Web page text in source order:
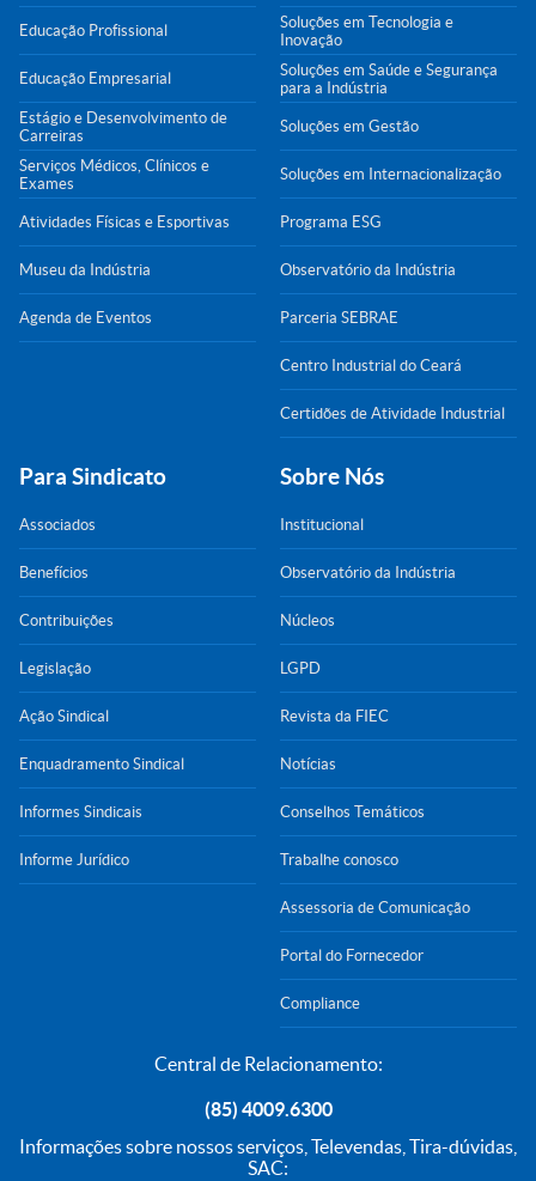
Educação Profissional
Educação Empresarial
Estágio e Desenvolvimento de
Carreiras
Serviços Médicos, Clínicos e
Exames
Atividades Físicas e Esportivas
Museu da Indústria
Agenda de Eventos
Soluções em Tecnologia e
Inovação
Soluções em Saúde e Segurança
para a Indústria
Soluções em Gestão
Soluções em Internacionalização
Programa ESG
Observatório da Indústria
Parceria SEBRAE
Centro Industrial do Ceará
Certidões de Atividade Industrial
Para Sindicato
Associados
Benefícios
Contribuições
Legislação
Ação Sindical
Enquadramento Sindical
Informes Sindicais
Informe Jurídico
Sobre Nós
Institucional
Observatório da Indústria
Núcleos
LGPD
Revista da FIEC
Notícias
Conselhos Temáticos
Trabalhe conosco
Assessoria de Comunicação
Portal do Fornecedor
Compliance
Central de Relacionamento:
(85) 4009.6300
Informações sobre nossos serviços, Televendas, Tira-dúvidas,
SAC: